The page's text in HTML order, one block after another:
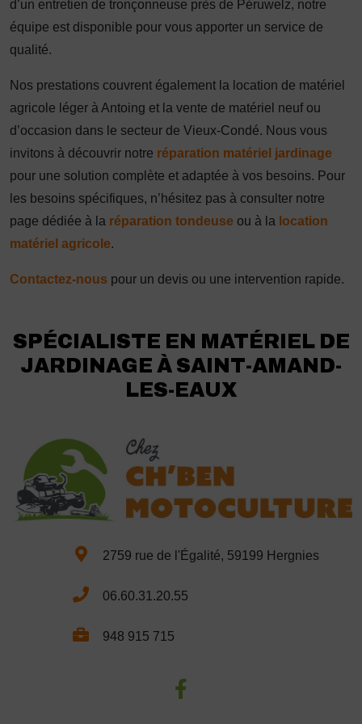
d’un entretien de tronçonneuse près de Péruwelz, notre
équipe est disponible pour vous apporter un service de
qualité.
Nos prestations couvrent également la location de matériel
agricole léger à Antoing et la vente de matériel neuf ou
d’occasion dans le secteur de Vieux-Condé. Nous vous
invitons à découvrir notre réparation matériel jardinage
pour une solution complète et adaptée à vos besoins. Pour
les besoins spécifiques, n’hésitez pas à consulter notre
page dédiée à la réparation tondeuse ou à la location
matériel agricole.
Contactez-nous pour un devis ou une intervention rapide.
SPÉCIALISTE EN MATÉRIEL DE
JARDINAGE À SAINT-AMAND-
LES-EAUX
2759 rue de l'Égalité, 59199 Hergnies
06.60.31.20.55
948 915 715